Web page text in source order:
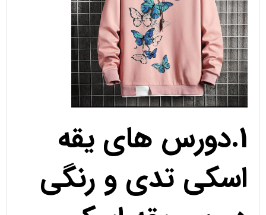
1.دورس های یقه
اسکی تدی و رنگی